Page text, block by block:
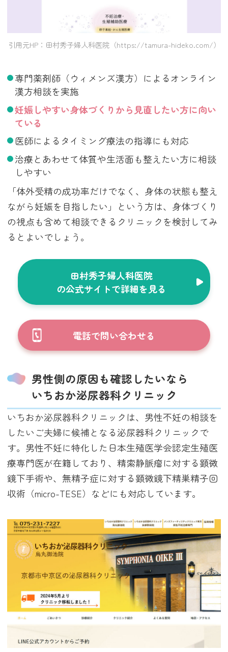
引用元HP：田村秀子婦人科医院（https://tamura-hideko.com/）
専門薬剤師（ウィメンズ漢方）によるオンライン
漢方相談を実施
妊娠しやすい身体づくりから見直したい方に向い
ている
医師によるタイミング療法の指導にも対応
治療とあわせて体質や生活面も整えたい方に相談
しやすい
「体外受精の成功率だけでなく、身体の状態も整え
ながら妊娠を目指したい」という方は、身体づくり
の視点も含めて相談できるクリニックを検討してみ
るとよいでしょう。
田村秀子婦人科医院
の公式サイトで詳細を見る
電話で問い合わせる
男性側の原因も確認したいなら
いちおか泌尿器科クリニック
いちおか泌尿器科クリニックは、男性不妊の相談を
したいご夫婦に候補となる泌尿器科クリニックで
す。男性不妊に特化した日本生殖医学会認定生殖医
療専門医が在籍しており、精索静脈瘤に対する顕微
鏡下手術や、無精子症に対する顕微鏡下精巣精子回
収術（micro-TESE）などにも対応しています。